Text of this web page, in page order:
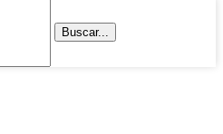
Buscar...